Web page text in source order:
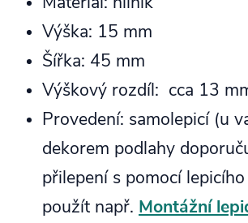
Výška: 15 mm
Šířka: 45 mm
Výškový rozdíl: cca 13
Provedení: samolepicí (u
dekorem podlahy
přilepení s pomocí
použít např. Montážní